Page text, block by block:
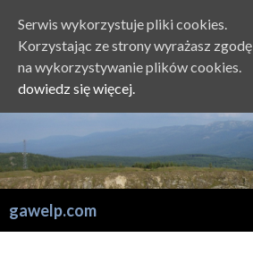
gawelp.com
Serwis wykorzystuje pliki cookies.
Korzystając ze strony wyrażasz zgodę
na wykorzystywanie plików cookies.
dowiedz się więcej.